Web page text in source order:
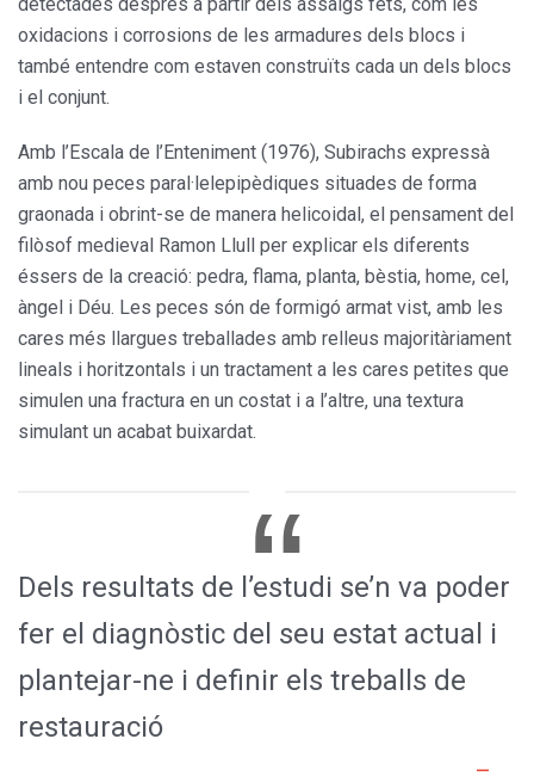
oxidacions i corrosions de les armadures dels blocs i
també entendre com estaven construïts cada un dels blocs
i el conjunt.
Amb l’Escala de l’Enteniment (1976), Subirachs expressà
amb nou peces paral·lelepipèdiques situades de forma
graonada i obrint-se de manera helicoidal, el pensament del
filòsof medieval Ramon Llull per explicar els diferents
éssers de la creació: pedra, flama, planta, bèstia, home, cel,
àngel i Déu. Les peces són de formigó armat vist, amb les
cares més llargues treballades amb relleus majoritàriament
lineals i horitzontals i un tractament a les cares petites que
simulen una fractura en un costat i a l’altre, una textura
simulant un acabat buixardat.
Dels resultats de l’estudi se’n va poder
fer el diagnòstic del seu estat actual i
plantejar-ne i definir els treballs de
restauració